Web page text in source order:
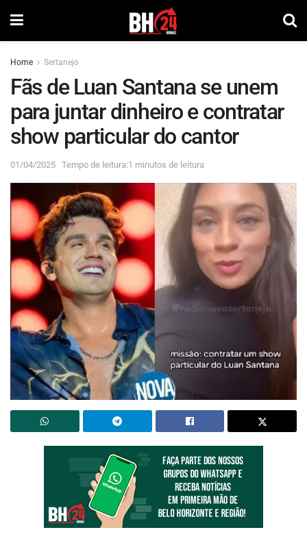
Home Sertanejo
Fãs de Luan Santana se unem
para juntar dinheiro e contratar
show particular do cantor
01/04/2025 Tempo de leitura:1 minutos de leitura